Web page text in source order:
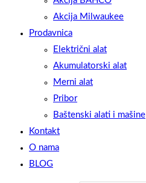
Akcija Milwaukee
Prodavnica
Električni alat
Akumulatorski alat
Merni alat
Pribor
Baštenski alati i mašine
Kontakt
O nama
BLOG